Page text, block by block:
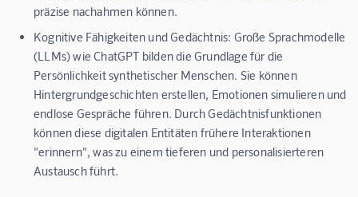
präzise nachahmen können.
Kognitive Fähigkeiten und Gedächtnis: Große Sprachmodelle
(LLMs) wie ChatGPT bilden die Grundlage für die
Persönlichkeit synthetischer Menschen. Sie können
Hintergrundgeschichten erstellen, Emotionen simulieren und
endlose Gespräche führen. Durch Gedächtnisfunktionen
können diese digitalen Entitäten frühere Interaktionen
"erinnern", was zu einem tieferen und personalisierteren
Austausch führt.